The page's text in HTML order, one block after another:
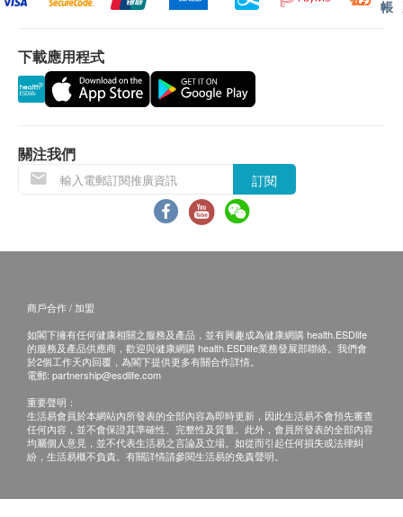
內臟脂肪
骨骼肌
體重控制
腰臀比
基礎代謝卡路里
血脂
低密度膽固醇
糖尿
空腹血糖
糖化血紅素
肝功能
總蛋白質
身體檢查計劃有效期為12個月，客戶必須於12個月內
(由確認付款日期起計) 接受有關服務，逾期作廢。
進行健康檢查後，一般情況下，需大概7-14個工作天
跟進檢查報告， 工作天不包括星期六、日及公眾假
期。(指定性傳染病檢查計劃的報告時間，請參考其產
醫生講解報告時間:
星期二及四 09:00-13:00 , 星期六 09:00-13:00
星期一，三，五15:00-18:00
備註
客戶若體檢後3個月內不提取報告，所有報告一律
作銷毀處理及不會存底，額外索取報告複印需付行
所有身體檢查並非作為醫務診斷或治療用途，如報
帳
下載應用程式
關注我們
訂閱
商戶合作 / 加盟
如閣下擁有任何健康相關之服務及產品，並有興趣成為健康網購 health.ESDlife
的服務及產品供應商，歡迎與健康網購 health.ESDlife業務發展部聯絡。我們會
於2個工作天內回覆，為閣下提供更多有關合作詳情。
電郵: partnership@esdlife.com
重要聲明：
生活易會員於本網站內所發表的全部內容為即時更新，因此生活易不會預先審查
任何內容，並不會保證其準確性、完整性及質量。此外，會員所發表的全部內容
均屬個人意見，並不代表生活易之言論及立場。如從而引起任何損失或法律糾
紛，生活易概不負責。有關詳情請參閱生活易的免責聲明。